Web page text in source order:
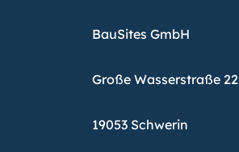
BauSites GmbH
Große Wasserstraße 22
19053 Schwerin